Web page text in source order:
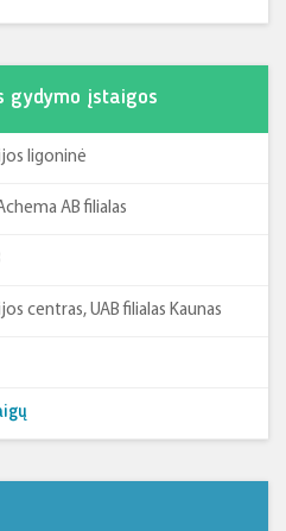
gydymo įstaigos
ligoninė
AB filialas
centras, UAB filialas Kaunas